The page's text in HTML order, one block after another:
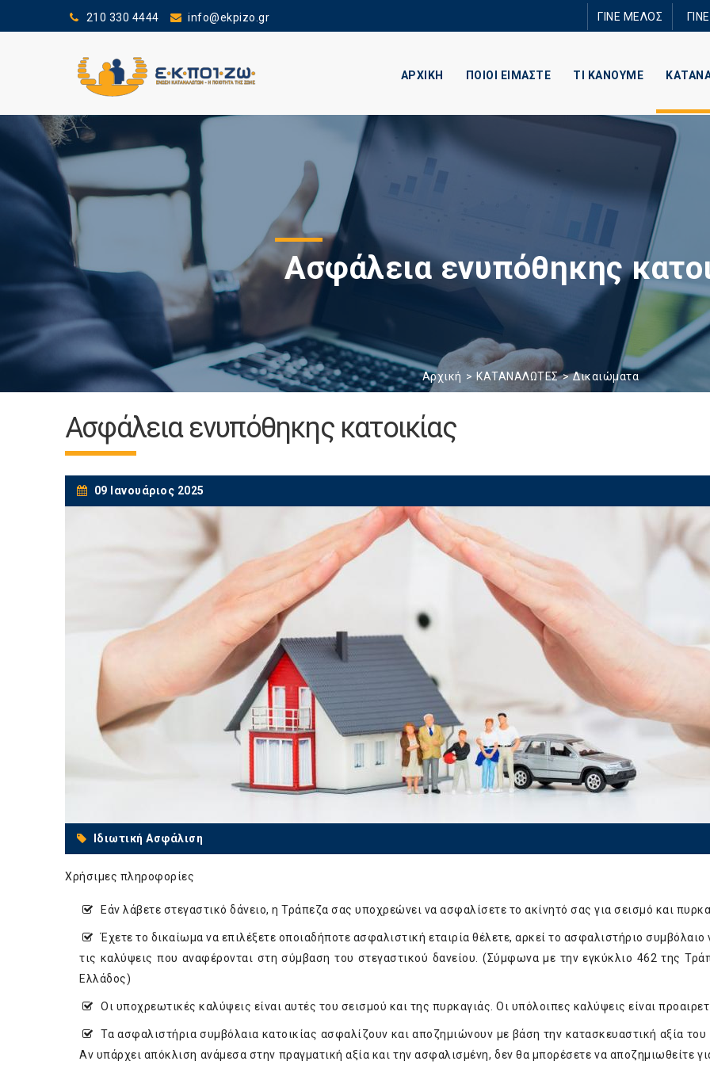
210 330 4444 info@ekpizo.gr ΓΙΝΕ ΜΕΛΟΣ
ΑΡΧΙΚΗ ΠΟΙΟΙ ΕΙΜΑΣΤΕ ΤΙ ΚΑΝΟΥΜΕ
Ασφάλεια ενυπόθηκης
Αρχική ΚΑΤΑΝΑΛΩΤΕΣ Δικαιώματα
Ασφάλεια ενυπόθηκης κατοικίας
09 Ιανουάριος 2025
Ιδιωτική Ασφάλιση
Χρήσιμες πληροφορίες
Εάν λάβετε στεγαστικό δάνειο, η Τράπεζα σας υποχρεώνει να ασφαλίσετε το ακίνητό σας για σεισμό και
Έχετε το δικαίωμα να επιλέξετε οποιαδήποτε ασφαλιστική εταιρία θέλετε, αρκεί το ασφαλιστήριο συμβόλαιο
τις καλύψεις που αναφέρονται στη σύμβαση του στεγαστικού δανείου. (Σύμφωνα με την εγκύκλιο 462 της
Ελλάδος)
Οι υποχρεωτικές καλύψεις είναι αυτές του σεισμού και της πυρκαγιάς. Οι υπόλοιπες καλύψεις είναι
Τα ασφαλιστήρια συμβόλαια κατοικίας ασφαλίζουν και αποζημιώνουν με βάση την κατασκευαστική αξία του
Αν υπάρχει απόκλιση ανάμεσα στην πραγματική αξία και την ασφαλισμένη, δεν θα μπορέσετε να αποζημιωθείτε